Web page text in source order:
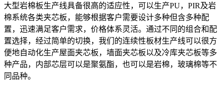
大型岩棉板生产线具备很高的适应性，可以生产PU，PIR及岩
棉系统各类夹芯板，能够根据客户需要设计多种但含多种配
置，迅速满足客户需求，价格体系灵活。通过不同的组合和配
置选择，经过简单的切换，我们的连续性板材生产线可以很方
便地自动化生产屋面夹芯板，墙面夹芯板以及冷库夹芯板等多
种产品，内部芯层可以是聚氨酯，也可以是岩棉，玻璃棉等不
同品种。